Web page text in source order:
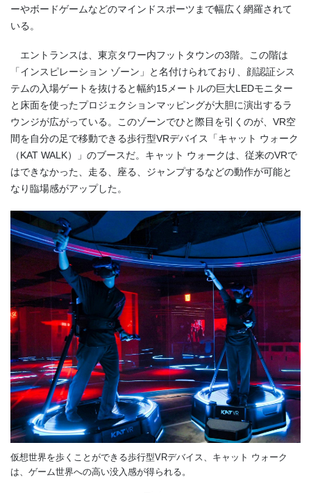
ーやボードゲームなどのマインドスポーツまで幅広く網羅されて
いる。
エントランスは、東京タワー内フットタウンの3階。この階は
「インスピレーション ゾーン」と名付けられており、顔認証シス
テムの入場ゲートを抜けると幅約15 メートルの巨大LEDモニター
と床面を使ったプロジェクションマッピングが大胆に演出するラ
ウンジが広がっている。このゾーンでひと際目を引くのが、 VR空
間を自分の足で移動できる歩行型VRデバイス「キャット ウォーク
（KAT WALK）」のブースだ。キャット ウォークは、従来のVRで
はできなかった、走る、座る、ジャンプするなどの動作が可能と
なり臨場感がアップした。
仮想世界を歩くことができる歩行型VRデバイス、キャット ウォーク
は、ゲーム世界への高い没入感が得られる。